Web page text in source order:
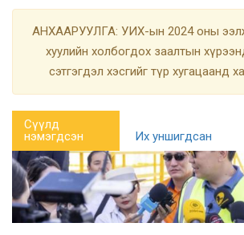
АНХААРУУЛГА: УИХ-ын 2024 оны
хуулийн холбогдох заалтын
сэтгэгдэл хэсгийг түр хугацаанд
Сүүлд
нэмэгдсэн
Их уншигдсан